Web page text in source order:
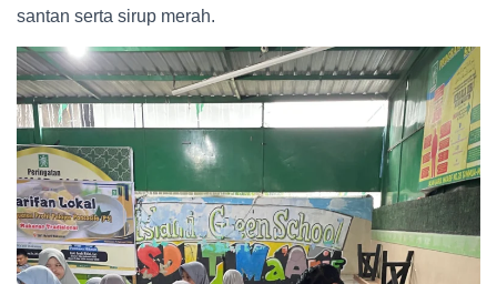
santan serta sirup merah.